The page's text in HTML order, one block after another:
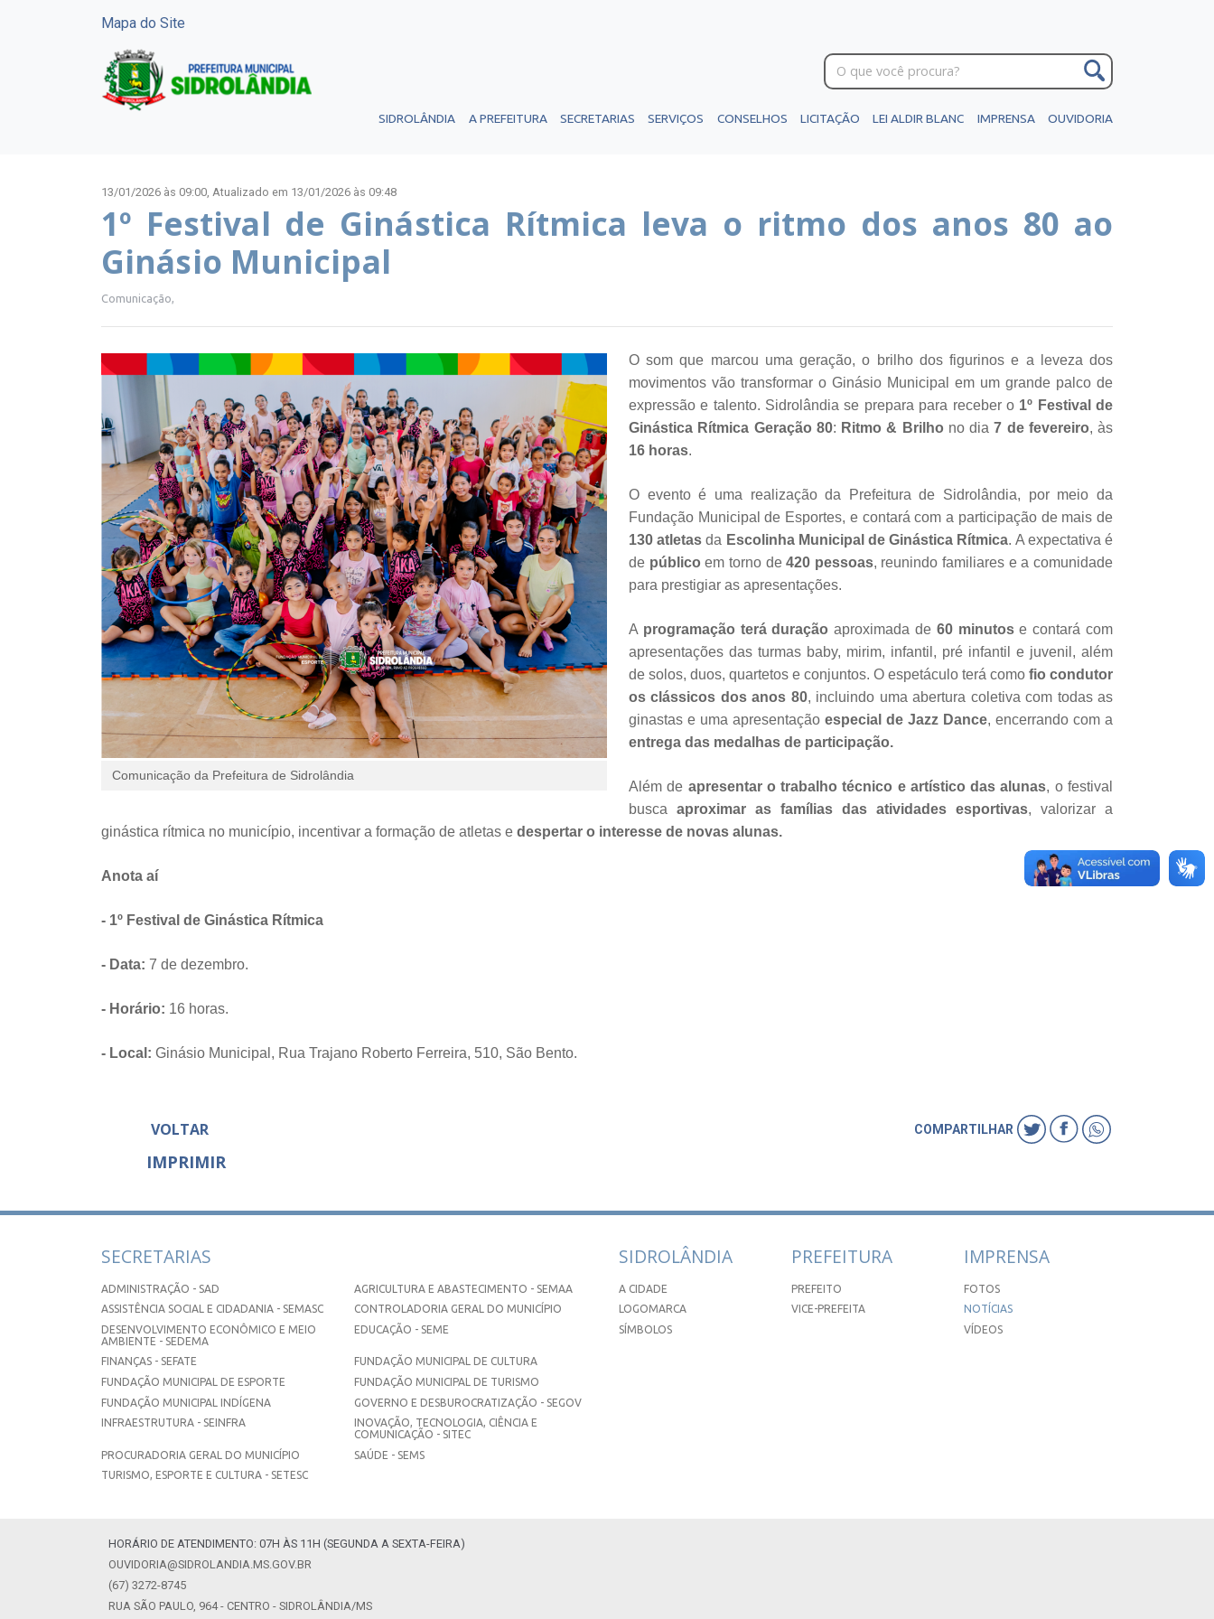
Mapa do Site
SIDROLÂNDIA A PREFEITURA SECRETARIAS SERVIÇOS CONSELHOS LICITAÇÃO LEI ALDIR BLANC IMPRENSA OUVIDORIA
13/01/2026 às 09:00, Atualizado em 13/01/2026 às 09:48
1º Festival de Ginástica Rítmica leva o ritmo dos anos 80 ao
Ginásio Municipal
Comunicação,
Comunicação da Prefeitura de Sidrolândia
O som que marcou uma geração, o brilho dos figurinos e a leveza dos
movimentos vão transformar o Ginásio Municipal em um grande palco de
expressão e talento. Sidrolândia se prepara para receber o1º Festival de
Ginástica Rítmica Geração 80: Ritmo & Brilho no dia7 de fevereiro, às
16 horas.
O evento é uma realização da Prefeitura de Sidrolândia, por meio da
Fundação Municipal de Esportes, e contará com a participação de mais de
130 atletasda Escolinha Municipal de Ginástica Rítmica. A expectativa é
de públicoem torno de420 pessoas, reunindo familiares e a comunidade
para prestigiar as apresentações.
A programação terá duraçãoaproximada de 60 minutose contará com
apresentações das turmas baby, mirim, infantil, pré infantil e juvenil, além
de solos, duos, quartetos e conjuntos. O espetáculo terá como fio condutor
os clássicos dos anos 80, incluindo uma abertura coletiva com todas as
ginastas e uma apresentação especial de Jazz Dance, encerrando com a
entrega das medalhas de participação.
Além de apresentar o trabalho técnico e artístico das alunas, o festival
busca aproximar as famílias das atividades esportivas, valorizar a
ginástica rítmica no município, incentivar a formação de atletas e despertar o interesse de novas alunas.
Anota aí
- 1º Festival de Ginástica Rítmica
- Data: 7 de dezembro.
- Horário: 16 horas.
- Local: Ginásio Municipal, Rua Trajano Roberto Ferreira, 510, São Bento.
VOLTAR
IMPRIMIR
COMPARTILHAR
SECRETARIAS
ADMINISTRAÇÃO - SAD
AGRICULTURA E ABASTECIMENTO - SEMAA
ASSISTÊNCIA SOCIAL E CIDADANIA - SEMASC
CONTROLADORIA GERAL DO MUNICÍPIO
DESENVOLVIMENTO ECONÔMICO E MEIO
AMBIENTE - SEDEMA
EDUCAÇÃO - SEME
FINANÇAS - SEFATE
FUNDAÇÃO MUNICIPAL DE CULTURA
FUNDAÇÃO MUNICIPAL DE ESPORTE
FUNDAÇÃO MUNICIPAL DE TURISMO
FUNDAÇÃO MUNICIPAL INDÍGENA
GOVERNO E DESBUROCRATIZAÇÃO - SEGOV
INFRAESTRUTURA - SEINFRA
INOVAÇÃO, TECNOLOGIA, CIÊNCIA E
COMUNICAÇÃO - SITEC
PROCURADORIA GERAL DO MUNICÍPIO
SAÚDE - SEMS
TURISMO, ESPORTE E CULTURA - SETESC
SIDROLÂNDIA
A CIDADE
LOGOMARCA
SÍMBOLOS
PREFEITURA
PREFEITO
VICE-PREFEITA
IMPRENSA
FOTOS
NOTÍCIAS
VÍDEOS
HORÁRIO DE ATENDIMENTO: 07H ÀS 11H (SEGUNDA A SEXTA-FEIRA)
OUVIDORIA@SIDROLANDIA.MS.GOV.BR
(67) 3272-8745
RUA SÃO PAULO, 964 - CENTRO - SIDROLÂNDIA/MS